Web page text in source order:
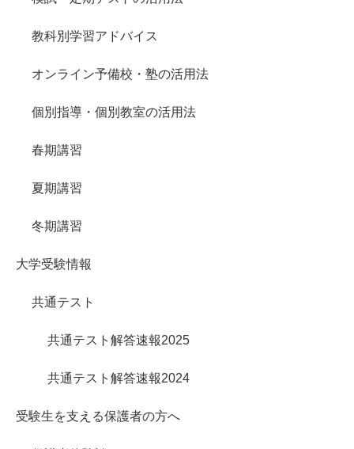
教科別学習アドバイス
オンライン予備校・塾の活用法
個別指導・個別教室の活用法
春期講習
夏期講習
冬期講習
大学受験情報
共通テスト
共通テスト解答速報2025
共通テスト解答速報2024
受験生を支える保護者の方へ